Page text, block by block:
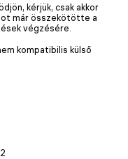
kérjük, csak akkor
már összekötötte a
végzésére.
kompatibilis külső